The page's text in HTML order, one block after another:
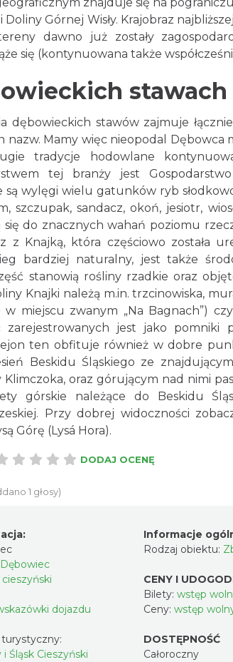
Doliny Górnej Wisły. Krajobraz
dawno już zostały
się (kontynuowana także
stawach
dębowieckich stawów zajmuje
nazw. Mamy więc nieopodal Dębowca
tradycje hodowlane
tej branży jest
są wylęgi wielu gatunków ryb
szczupak, sandacz, okoń, jesiotr,
się do znacznych wahań poziomu
z Knajką, która częściowo została
bardziej naturalny, jest także
stanowią rośliny rzadkie oraz
Knajki należą m.in. trzcinowiska,
w miejscu zwanym „Na Bagnach”)
zarejestrowanych jest jako pomniki
ten obfituje również w dobre
Beskidu Śląskiego ze
Klimczoka, oraz górującym nad nimi
górskie należące do Beskidu
Przy dobrej widoczności
Górę (Lysá Hora).
DODAJ OCENĘ
1 głosy)
Dębowiec
cieszyński
dojazdu
i Śląsk Cieszyński
Informacje
Rodzaj obiektu:
CENY I
Bilety: wstęp
Ceny: wstęp
DOSTĘPNOŚĆ
Całoroczny